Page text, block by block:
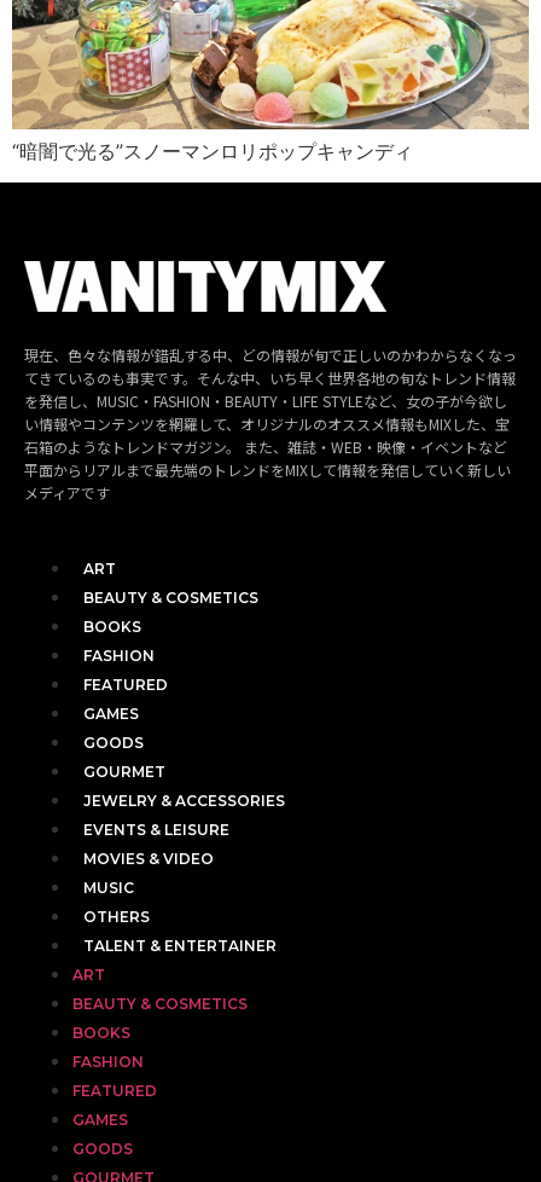
“暗闇で光る”スノーマンロリポップキャンディ
現在、色々な情報が錯乱する中、どの情報が旬で正しいのかわからなくなっ
てきているのも事実です。そんな中、いち早く世界各地の旬なトレンド情報
を発信し、MUSIC・FASHION・BEAUTY・LIFE STYLEなど、女の子が今欲し
い情報やコンテンツを網羅して、オリジナルのオススメ情報もMIXした、宝
石箱のようなトレンドマガジン。 また、雑誌・WEB・映像・イベントなど
平面からリアルまで最先端のトレンドをMIXして情報を発信していく新しい
メディアです
ART
BEAUTY & COSMETICS
BOOKS
FASHION
FEATURED
GAMES
GOODS
GOURMET
JEWELRY & ACCESSORIES
EVENTS & LEISURE
MOVIES & VIDEO
MUSIC
OTHERS
TALENT & ENTERTAINER
ART
BEAUTY & COSMETICS
BOOKS
FASHION
FEATURED
GAMES
GOODS
GOURMET